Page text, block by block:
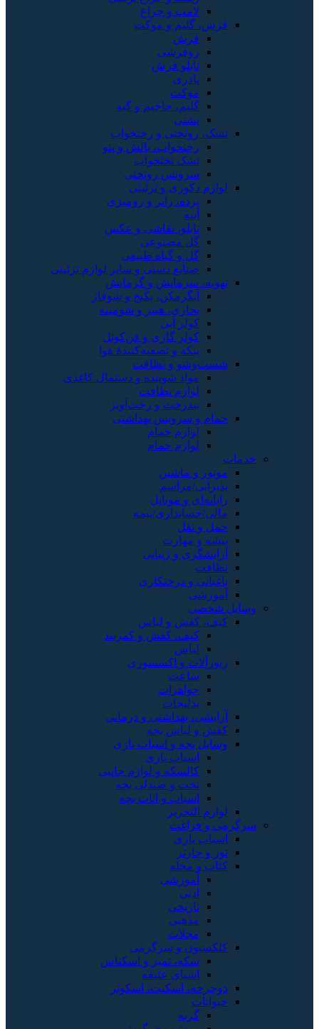
لامپ و چراغ
فرش، گلیم و موکت
فرش
روفرشی
تابلو فرش
پادری
موکت
گلیم، جاجیم و گبه
پشتی
تشک، روتختی و رختخواب
رختخواب، بالش و پتو
تشک تختخواب
سرویس روتختی
لوازم دکوری و تزئینی
پرده، رانر و رومیزی
آینه
تابلو، نقاشی و عکس
گل مصنوعی
گل و گیاه طبیعی
صنایع دستی و سایر لوازم تزئینی
تهویه، سرمایش و گرمایش
آبگرمکن، پکیج و شوفاژ
بخاری، هیتر و شومینه
کولر آبی
کولر گازی و فن‌کوئل
پنکه و تصفیه‌کنندهٔ هوا
شست‌وشو و نظافت
مواد شوینده و دستمال کاغذی
لوازم نظافت
بندرخت و رخت‌آویز
حمام و سرویس بهداشتی
لوازم حمام
لوازم حمام
خدمات
موتور و ماشین
پذیرایی/مراسم
رایانه‌ای و موبایل
مالی/حسابداری/بیمه
حمل و نقل
پیشه و مهارت
آرایشگری و زیبایی
نظافت
باغبانی و درختکاری
آموزشی
وسایل شخصی
کیف، کفش و لباس
کیف، کفش و کمربند
لباس
زیورآلات و اکسسوری
ساعت
جواهرات
بدلیجات
آرایشی، بهداشتی و درمانی
کفش و لباس بچه
وسایل بچه و اسباب بازی
اسباب بازی
کالسکه و لوازم جانبی
تخت و صندلی بچه
اسباب و اثاث بچه
لوازم التحریر
سرگرمی و فراغت
اسباب‌ بازی
تور و چارتر
کتاب و مجله
آموزشی
ادبی
تاریخی
مذهبی
مجلات
کلکسیون و سرگرمی
سکه، تمبر و اسکناس
اشیای عتیقه
دوچرخه، اسکیت، اسکوتر
حیوانات
گربه